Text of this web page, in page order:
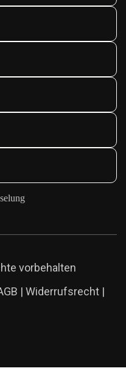
vorbehalten
| Widerrufsrecht |